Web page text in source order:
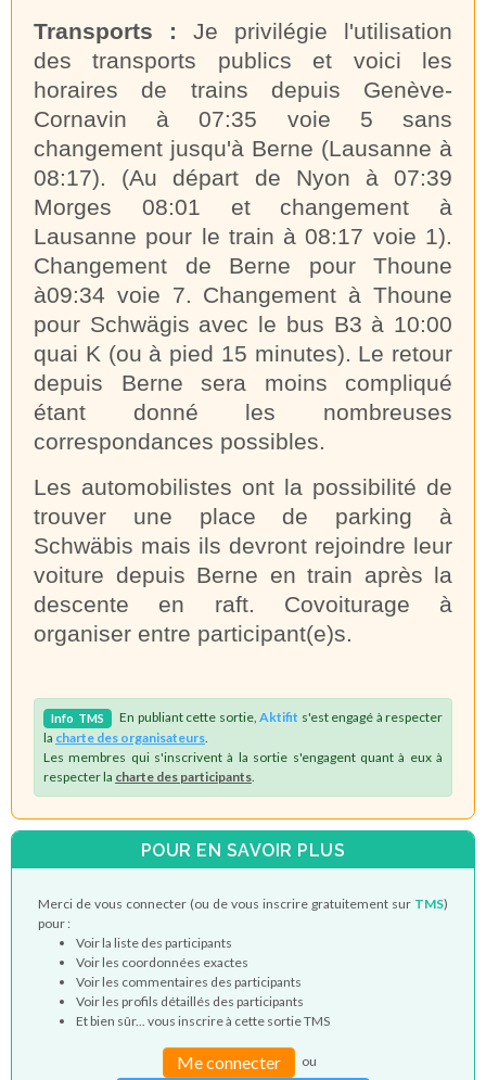
Transports : Je privilégie l'utilisation
des transports publics et voici les
horaires de trains depuis Genève-
Cornavin à 07:35 voie 5 sans
changement jusqu'à Berne (Lausanne à
08:17). (Au départ de Nyon à 07:39
Morges 08:01 et changement à
Lausanne pour le train à 08:17 voie 1).
Changement de Berne pour Thoune
à09:34 voie 7. Changement à Thoune
pour Schwägis avec le bus B3 à 10:00
quai K (ou à pied 15 minutes). Le retour
depuis Berne sera moins compliqué
étant donné les nombreuses
correspondances possibles.
Les automobilistes ont la possibilité de
trouver une place de parking à
Schwäbis mais ils devront rejoindre leur
voiture depuis Berne en train après la
descente en raft. Covoiturage à
organiser entre participant(e)s.
Info TMS En publiant cette sortie,Aktifit s'est engagé à respecter
la charte des organisateurs
Les membres qui s'inscrivent à la sortie s'engagent quant à eux à
respecter la charte des participants
POUR EN SAVOIR PLUS
Merci de vous connecter (ou de vous inscrire gratuitement sur TMS)
pour :
Voir la liste des participants
Voir les coordonnées exactes
Voir les commentaires des participants
Voir les profils détaillés des participants
Et bien sûr... vous inscrire à cette sortie TMS
Me connecter ou